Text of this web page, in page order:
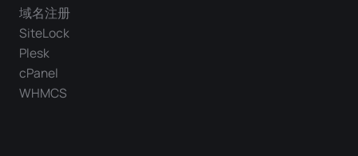
域名注册
SiteLock
Plesk
cPanel
WHMCS